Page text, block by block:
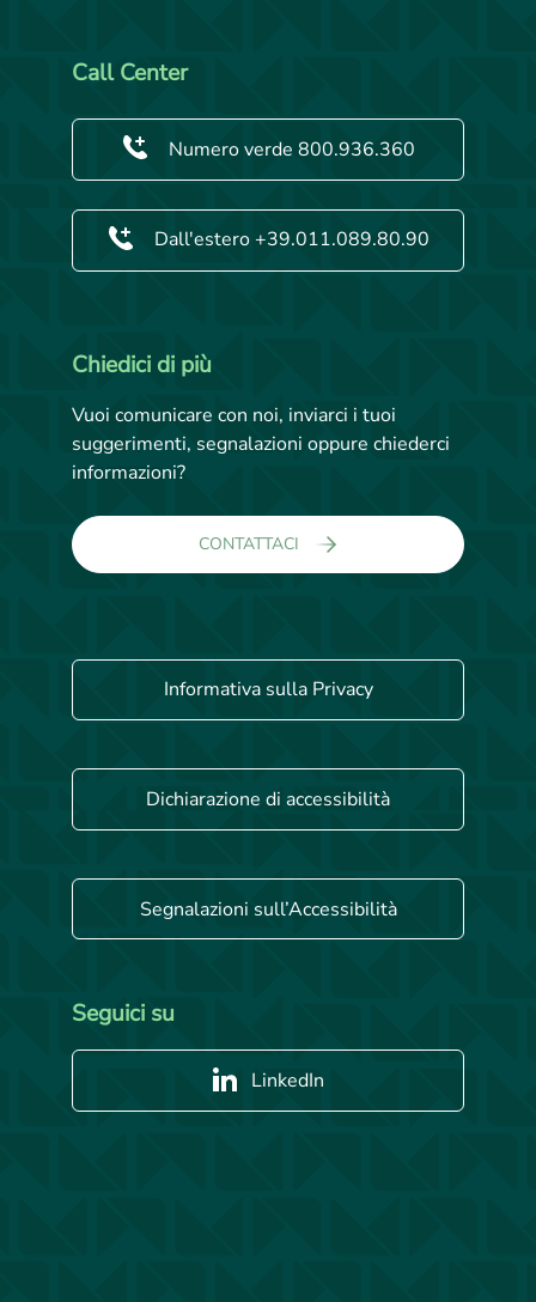
Call Center
Numero verde 800.936.360
Dall'estero +39.011.089.80.90
Chiedici di più
Vuoi comunicare con noi, inviarci i tuoi
suggerimenti, segnalazioni oppure chiederci
informazioni?
CONTATTACI
Informativa sulla Privacy
Dichiarazione di accessibilità
Segnalazioni sull’Accessibilità
Seguici su
LinkedIn